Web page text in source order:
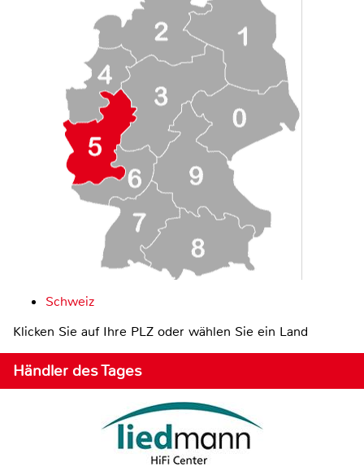
Schweiz
Klicken Sie auf Ihre PLZ oder wählen Sie ein Land
Händler des Tages